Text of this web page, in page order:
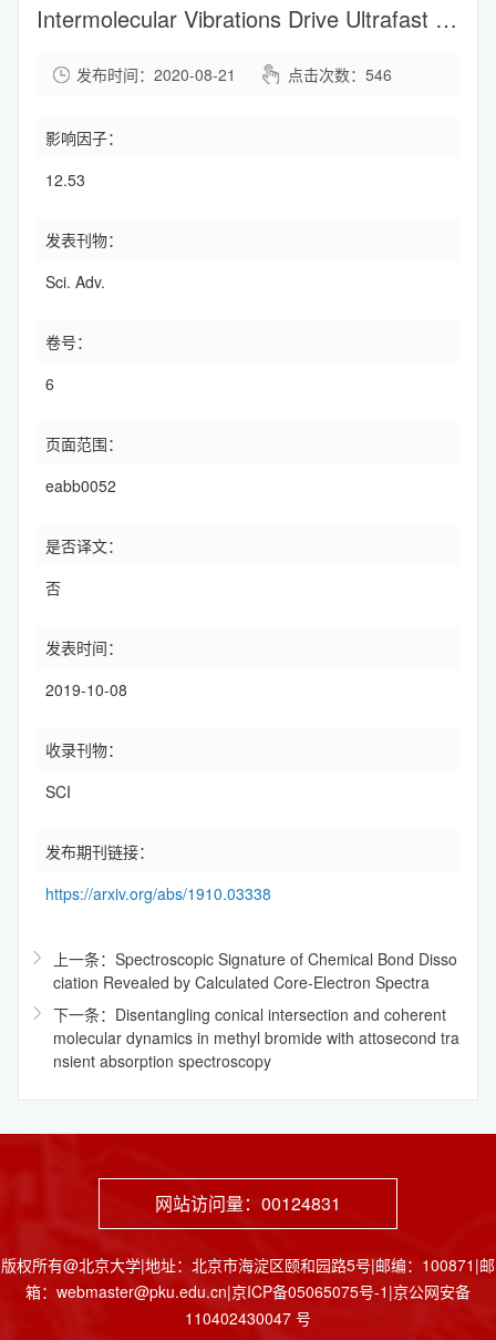
Intermolecular Vibrations Drive Ultrafast Singlet Fission
发布时间：2020-08-21 点击次数： 546
影响因子：
12.53
发表刊物：
Sci. Adv.
卷号：
6
页面范围：
eabb0052
是否译文：
否
发表时间：
2019-10-08
收录刊物：
SCI
发布期刊链接：
https://arxiv.org/abs/1910.03338
上一条：Spectroscopic Signature of Chemical Bond Disso
ciation Revealed by Calculated Core-Electron Spectra
下一条：Disentangling conical intersection and coherent
molecular dynamics in methyl bromide with attosecond tra
nsient absorption spectroscopy
网站访问量： 00124831
版权所有@北京大学|地址：北京市海淀区颐和园路5号|邮编：100871|邮
箱：webmaster@pku.edu.cn|京ICP备05065075号-1|京公网安备
110402430047 号